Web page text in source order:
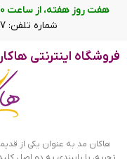
هفت روز هفته، از ساعت 10 الی ۱3 و 18 الی ۲2 پاسخگوی شما هستیم.
شماره تلفن: 42253557-۰۶۱ و 09011606807
فروشگاه اینترنتی
هاکان مد به عنوان یکی از